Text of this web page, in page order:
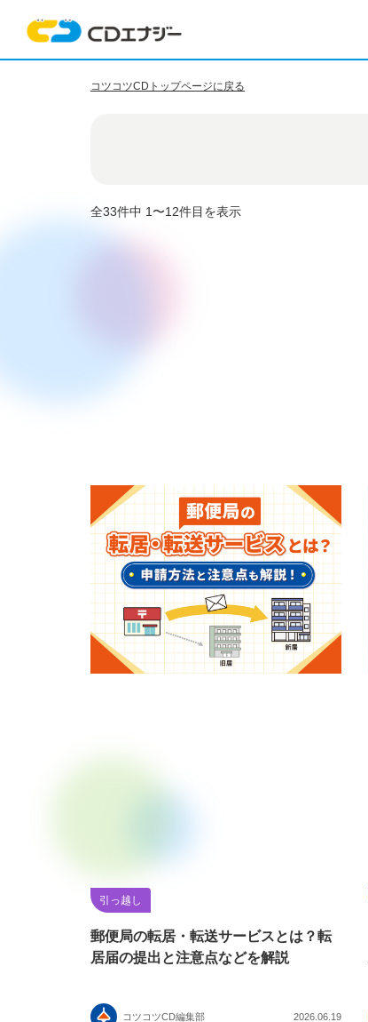
コツコツCDトップページに戻る
全33件中 1〜12件目を表示
引っ越し
郵便局の転居・転送サービスとは？転
居届の提出と注意点などを解説
コツコツCD編集部 2026.06.19